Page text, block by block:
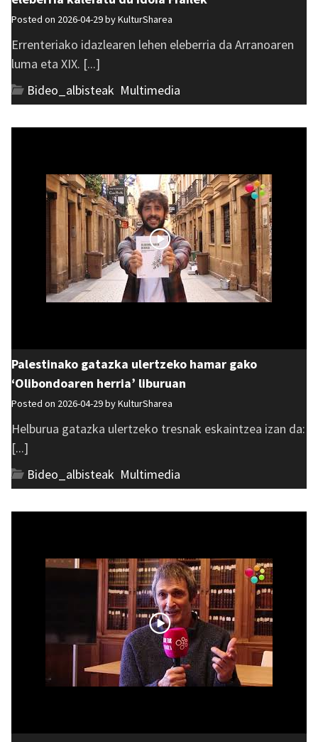
Posted on 2026-04-29 byKulturSharea
Errenteriako idazlearen lehen eleberria da Arranoaren
luma eta XIX. [...]
Bideo_albisteak Multimedia
Palestinako gatazka ulertzeko hamar gako
‘Olibondoaren herria’ liburuan
Posted on 2026-04-29 byKulturSharea
Helburua gatazka ulertzeko tresnak eskaintzea izan da:
[...]
Bideo_albisteak Multimedia